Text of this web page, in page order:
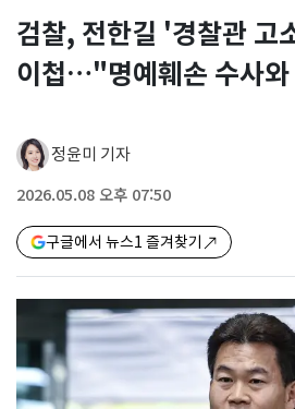
검찰, 전한길 '경찰관 고
이첩…"명예훼손 수사
정윤미 기자
2026.05.08 오후 07:50
구글에서 뉴스1 즐겨찾기